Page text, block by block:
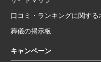
口コミ・ランキングに関する
葬儀の掲示板
キャンペーン